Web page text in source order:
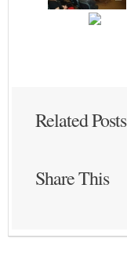
Related Posts
Share This